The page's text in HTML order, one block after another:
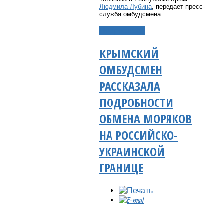
Людмила Лубина, передает пресс-
служба омбудсмена.
КРЫМСКИЙ
ОМБУДСМЕН
РАССКАЗАЛА
ПОДРОБНОСТИ
ОБМЕНА МОРЯКОВ
НА РОССИЙСКО-
УКРАИНСКОЙ
ГРАНИЦЕ